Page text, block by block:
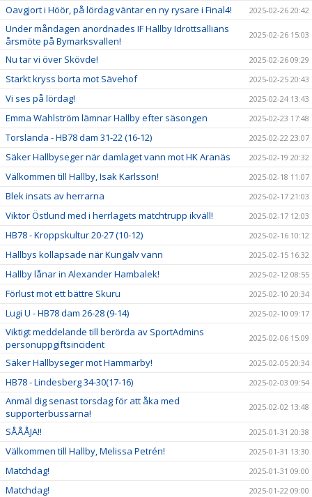
Oavgjort i Höör, på lördag väntar en ny rysare i Final4! 2025-02-26 20:42
Under måndagen anordnades IF Hallby Idrottsallians
årsmöte på Bymarksvallen!
2025-02-26 15:03
Nu tar vi över Skövde! 2025-02-26 09:29
Starkt kryss borta mot Sävehof 2025-02-25 20:43
Vi ses på lördag! 2025-02-24 13:43
Emma Wahlström lämnar Hallby efter säsongen 2025-02-23 17:48
Torslanda - HB78 dam 31-22 (16-12) 2025-02-22 23:07
Säker Hallbyseger när damlaget vann mot HK Aranäs 2025-02-19 20:32
Välkommen till Hallby, Isak Karlsson! 2025-02-18 11:07
Blek insats av herrarna 2025-02-17 21:03
Viktor Östlund med i herrlagets matchtrupp ikväll! 2025-02-17 12:03
HB78 - Kroppskultur 20-27 (10-12) 2025-02-16 10:12
Hallbys kollapsade när Kungälv vann 2025-02-15 16:32
Hallby lånar in Alexander Hambalek! 2025-02-12 08:55
Förlust mot ett bättre Skuru 2025-02-10 20:34
Lugi U - HB78 dam 26-28 (9-14) 2025-02-10 09:17
Viktigt meddelande till berörda av SportAdmins
personuppgiftsincident
2025-02-06 15:09
Säker Hallbyseger mot Hammarby! 2025-02-05 20:34
HB78 - Lindesberg 34-30(17-16) 2025-02-03 09:54
Anmäl dig senast torsdag för att åka med
supporterbussarna!
2025-02-02 13:48
SÅÅÅJA!! 2025-01-31 20:38
Välkommen till Hallby, Melissa Petrén! 2025-01-31 13:30
Matchdag! 2025-01-31 09:00
Matchdag! 2025-01-22 09:00